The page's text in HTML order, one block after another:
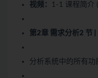
视频：
1-1 课程简介
第2章 需求分析2 节
分析系统中的所有功